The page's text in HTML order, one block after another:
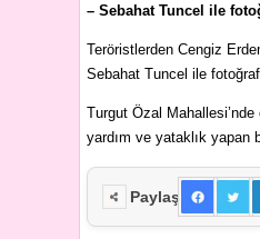
– Sebahat Tuncel ile
Teröristlerden Cengiz
Sebahat Tuncel ile
Turgut Özal
yardım ve yataklık yapan
Paylaş